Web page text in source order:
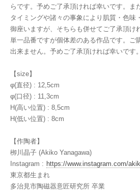
らです。予めご了承頂ければ幸いです。ま
タイミングや諸々の事象により肌質・色味
御座いますが、そちらも併せてご了承頂け
単一品番ですが個体差のある作品です。ご
出来ません。予めご了承頂ければ幸いです。
【size】
φ(直径) : 12,5cm
φ(口径) : 11,3cm
H(高い位置) : 8,5cm
H(低い位置) : 8cm
【作陶者】
栁川晶子 (Akiko Yanagawa)
Instagram : https://www.instagram.com/
東京都生まれ
多治見市陶磁器意匠研究所 卒業